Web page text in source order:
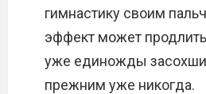
гимнастику своим
эффект может
уже единожды
прежним уже никогда.